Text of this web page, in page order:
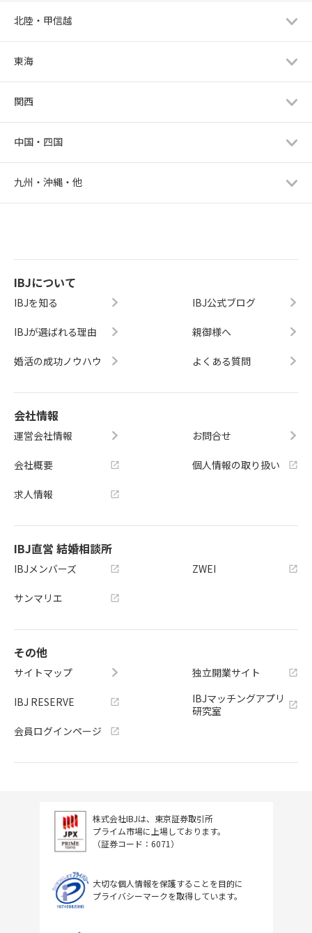
北陸・甲信越
東海
関西
中国・四国
九州・沖縄・他
IBJについて
IBJを知る
IBJが選ばれる理由
婚活の成功ノウハウ
IBJ公式ブログ
親御様へ
よくある質問
会社情報
運営会社情報
会社概要
求人情報
お問合せ
個人情報の取り扱い
IBJ直営 結婚相談所
IBJメンバーズ
サンマリエ
ZWEI
その他
サイトマップ
IBJ RESERVE
会員ログインページ
独立開業サイト
IBJマッチングアプリ
研究室
株式会社IBJは、東京証券取引所
プライム市場に上場しております。
（証券コード：6071）
大切な個人情報を保護することを目的に
プライバシーマークを取得しています。